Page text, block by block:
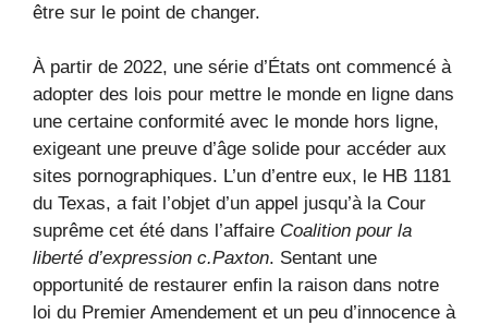
être sur le point de changer.
À partir de 2022, une série d’États ont commencé à
adopter des lois pour mettre le monde en ligne dans
une certaine conformité avec le monde hors ligne,
exigeant une preuve d’âge solide pour accéder aux
sites pornographiques. L’un d’entre eux, le HB 1181
du Texas, a fait l’objet d’un appel jusqu’à la Cour
suprême cet été dans l’affaire Coalition pour la
liberté d’expression c.Paxton. Sentant une
opportunité de restaurer enfin la raison dans notre
loi du Premier Amendement et un peu d’innocence à